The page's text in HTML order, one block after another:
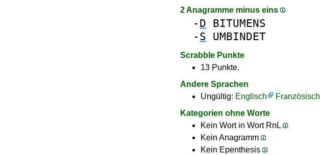
2 Anagramme minus eins
- D BITUMENS
- S UMBINDET
Scrabble Punkte
13 Punkte.
Andere Sprachen
Ungültig: Englisch Französisch
Kategorien ohne Worte
Kein Wort in Wort RnL
Kein Anagramm
Kein Epenthesis